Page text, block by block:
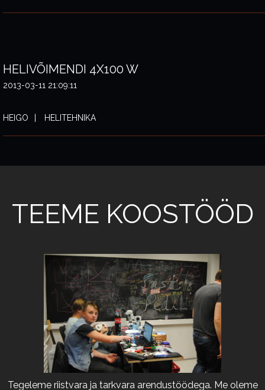
HELIVÕIMENDI 4X100 W
2013-03-11 21:09:11
HEIGO HELITEHNIKA
TEEME KOOSTÖÖD
Tegeleme riistvara ja tarkvara arendustöödega. Me oleme